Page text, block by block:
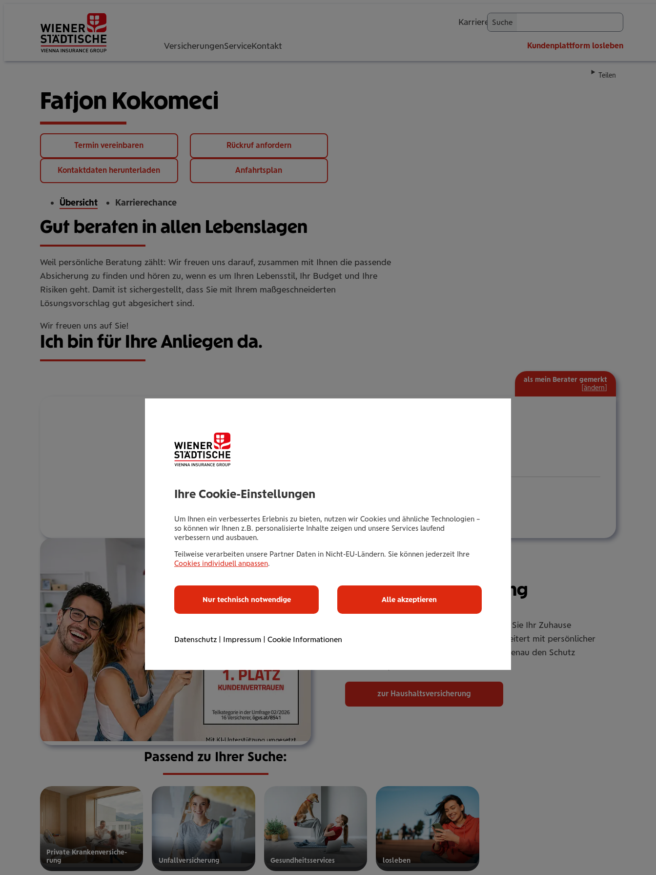
VersicherungenServiceKontakt
Karriere Suche
Kundenplattform losleben
Teilen
Fatjon Kokomeci
Termin vereinbaren Rückruf anfordern
Kontaktdaten herunterladen Anfahrtsplan
Übersicht Karrierechance
Gut beraten in allen Lebenslagen
Weil persönliche Beratung zählt: Wir freuen uns darauf, zusammen mit Ihnen die passende
Absicherung zu finden und hören zu, wenn es um Ihren Lebensstil, Ihr Budget und Ihre
Risiken geht. Damit ist sichergestellt, dass Sie mit Ihrem maßgeschneiderten
Lösungsvorschlag gut abgesichert sind.
Wir freuen uns auf Sie!
Ich bin für Ihre Anliegen da.
Tel.: +435035066245
+436646013966245
E-Mail:f.kokomeci@wienerstaedtische.at
als mein Berater gemerkt
[ändern
Haus­halts­ver­si­che­rung
Mit unserer Haushaltsversicherung sichern Sie Ihr Zuhause
umfassend ab. Online oder individuell erweitert mit persönlicher
Betreuung. Flexibel anpassbar, damit Sie genau den Schutz
zur Haushaltsversicherung
Passend zu Ihrer Suche:
Private Kran­ken­­­ver­si­che­
rung
zur privaten
Unfall­ver­si­che­rung Gesund­heits­ser­vices los­le­ben
Ihre Cookie-Einstellungen
Um Ihnen ein verbessertes Erlebnis zu bieten, nutzen wir Cookies und ähnliche Technologien –
so können wir Ihnen z.B. personalisierte Inhalte zeigen und unsere Services laufend
verbessern und ausbauen.
Teilweise verarbeiten unsere Partner Daten in Nicht-EU-Ländern. Sie können jederzeit Ihre
Cookies individuell anpassen.
Nur technisch notwendige Alle akzeptieren
Datenschutz | Impressum | Cookie Informationen